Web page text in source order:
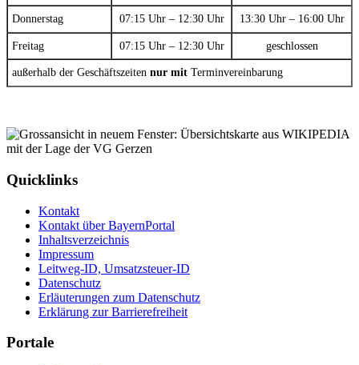
Donnerstag 07:15 Uhr – 12:30 Uhr 13:30 Uhr – 16:00 Uhr
Freitag 07:15 Uhr – 12:30 Uhr geschlossen
außerhalb der Geschäftszeiten nur mit Terminvereinbarung
Quicklinks
Kontakt
Kontakt über BayernPortal
Inhaltsverzeichnis
Impressum
Leitweg-ID, Umsatzsteuer-ID
Datenschutz
Erläuterungen zum Datenschutz
Erklärung zur Barrierefreiheit
Portale